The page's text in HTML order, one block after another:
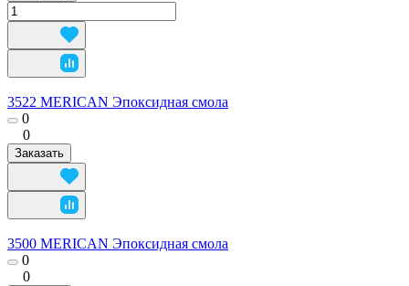
3522 MERICAN Эпоксидная смола
0
0
Заказать
3500 MERICAN Эпоксидная смола
0
0